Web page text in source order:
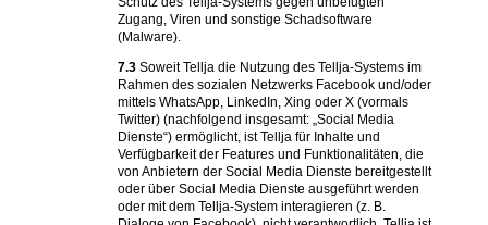
Zugang, Viren und sonstige Schadsoftware
(Malware).
7.3 Soweit Tellja die Nutzung des Tellja-Systems im
Rahmen des sozialen Netzwerks Facebook und/oder
mittels WhatsApp, LinkedIn, Xing oder X (vormals
Twitter) (nachfolgend insgesamt: „Social Media
Dienste“) ermöglicht, ist Tellja für Inhalte und
Verfügbarkeit der Features und Funktionalitäten, die
von Anbietern der Social Media Dienste bereitgestellt
oder über Social Media Dienste ausgeführt werden
oder mit dem Tellja-System interagieren (z. B.